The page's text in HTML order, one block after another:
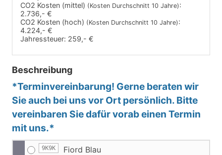
CO2 Kosten (mittel) (Kosten Durchschnitt 10 Jahre):
2.736,- €
CO2 Kosten (hoch) (Kosten Durchschnitt 10 Jahre):
4.224,- €
Jahressteuer: 259,- €
Beschreibung
*Terminvereinbarung! Gerne beraten wir
Sie auch bei uns vor Ort persönlich. Bitte
vereinbaren Sie dafür vorab einen Termin
mit uns.*
9K9K Fiord Blau